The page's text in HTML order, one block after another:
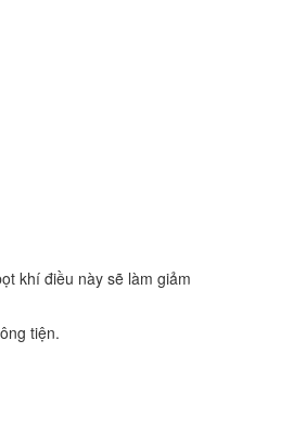
khí điều này sẽ làm giảm
tiện.